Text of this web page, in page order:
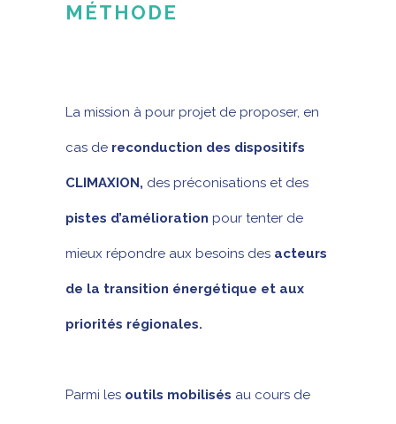
MÉTHODE
La mission à pour projet de proposer, en
cas de reconduction des dispositifs
CLIMAXION, des préconisations et des
pistes d’amélioration pour tenter de
mieux répondre aux besoins des acteurs
de la transition énergétique et aux
priorités régionales.
Parmi les outils mobilisés au cours de